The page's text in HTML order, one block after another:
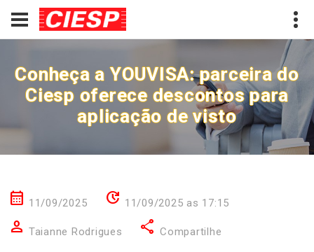
Conheça a YOUVISA: parceira do
Ciesp oferece descontos para
aplicação de visto
calendar_month 11/09/2025 update 11/09/2025 as 17:15
person Taianne Rodrigues share Compartilhe